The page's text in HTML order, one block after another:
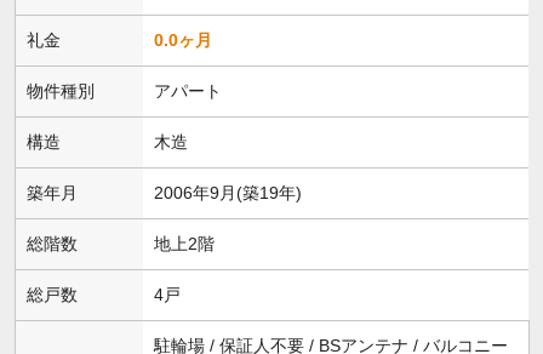
礼金 0.0ヶ月
物件種別 アパート
構造 木造
築年月 2006年9月(築19年)
総階数 地上2階
総戸数 4戸
駐輪場 / 保証人不要 / BSアンテナ / バルコニー